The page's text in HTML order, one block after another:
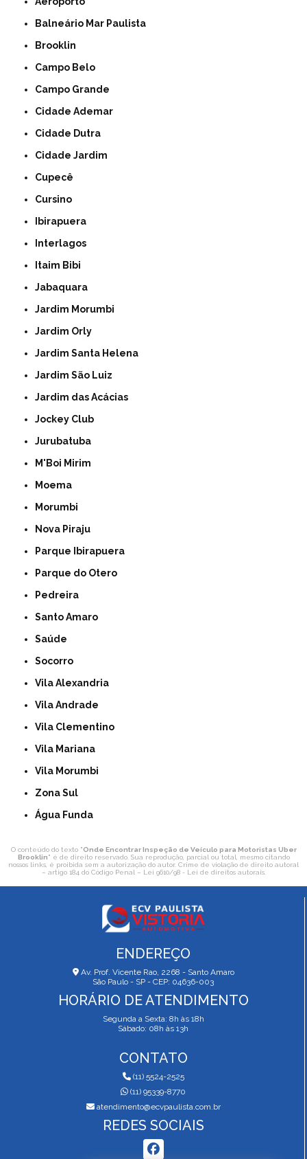
Balneário Mar Paulista
Brooklin
Campo Belo
Campo Grande
Cidade Ademar
Cidade Dutra
Cidade Jardim
Cupecê
Cursino
Ibirapuera
Interlagos
Itaim Bibi
Jabaquara
Jardim Morumbi
Jardim Orly
Jardim Santa Helena
Jardim São Luiz
Jardim das Acácias
Jockey Club
Jurubatuba
M'Boi Mirim
Moema
Morumbi
Nova Piraju
Parque Ibirapuera
Parque do Otero
Pedreira
Santo Amaro
Saúde
Socorro
Vila Alexandria
Vila Andrade
Vila Clementino
Vila Mariana
Vila Morumbi
Zona Sul
Água Funda
O conteúdo do texto "Onde Encontrar Inspeção de Veículo para Motoristas Uber
Brooklin" é de direito reservado. Sua reprodução, parcial ou total, mesmo citando
nossos links, é proibida sem a autorização do autor. Crime de violação de direito autoral
– artigo 184 do Código Penal – Lei 9610/98 - Lei de direitos autorais.
ENDEREÇO
Av. Prof. Vicente Rao, 2268 - Santo Amaro
São Paulo - SP - CEP: 04636-003
HORÁRIO DE ATENDIMENTO
Segunda a Sexta: 8h às 18h
Sábado: 08h às 13h
CONTATO
(11) 5524-2525
(11) 95339-8770
atendimento@ecvpaulista.com.br
REDES SOCIAIS